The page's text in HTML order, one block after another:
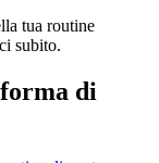
tua routine
subito.
di